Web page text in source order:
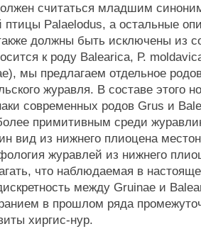
считаться младшим
Palaelodus, а остальные
должны быть исключены из
к роду Balearica, Р.
мы предлагаем отдельное
журавля. В составе этого
современных родов Grus и
примитивным среди
вид из нижнего плиоцена
журавлей из нижнего
что наблюдаемая в
между Gruinae и
в прошлом ряда
хиргис-нур.